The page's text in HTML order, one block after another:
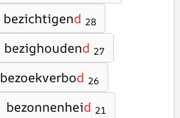
bezichtigend 28
bezighoudend 27
bezoekverbod 26
bezonnenheid 21